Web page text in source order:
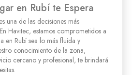
en Rubí te Espera
una de las decisiones más
Havitec, estamos comprometidos a
en Rubí sea lo más fluida y
conocimiento de la zona,
cercano y profesional, te brindará